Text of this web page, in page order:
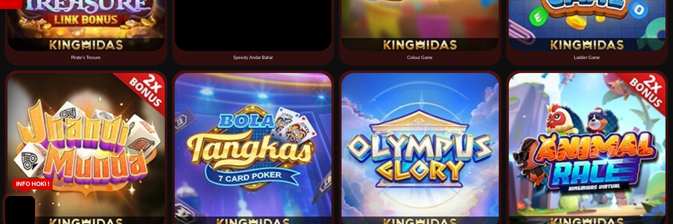
INFO HOKI !
Pirate's Tresure Speedy Andar Bahar Colour Game Ladder Game